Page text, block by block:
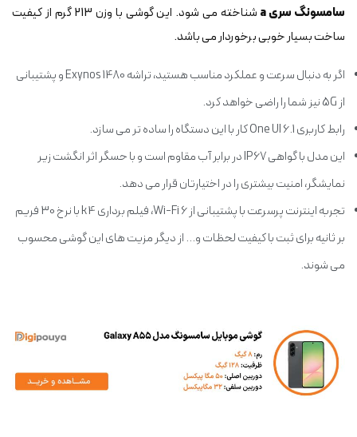
سامسونگ سری a
شناخته می شود. این گوشی با وزن 213 گرم از کیفیت
ساخت بسیار خوبی برخوردار می باشد.
اگر به دنبال سرعت و عملکرد مناسب هستید، تراشه Exynos 1480 و پشتیبانی
از 5G نیز شما را راضی خواهد کرد.
رابط کاربری One UI 6.1 کار با این دستگاه را ساده تر می سازد.
این مدل با گواهی IP67 در برابر آب مقاوم است و با حسگر اثر انگشت زیر
نمایشگر، امنیت بیشتری را در اختیارتان قرار می دهد.
تجربه اینترنت پرسرعت با پشتیبانی از Wi-Fi 6، فیلم برداری k4 با نرخ 30 فریم
بر ثانیه برای ثبت با کیفیت لحظات و... از دیگر مزیت های این گوشی محسوب
می شوند.